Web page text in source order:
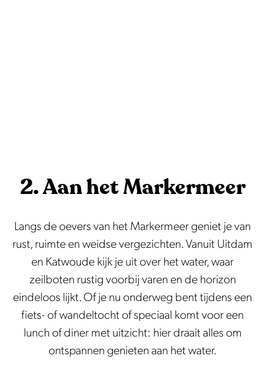
2. Aan het Markermeer
Langs de oevers van het Markermeer geniet je van
rust, ruimte en weidse vergezichten. Vanuit Uitdam
en Katwoude kijk je uit over het water, waar
zeilboten rustig voorbij varen en de horizon
eindeloos lijkt. Of je nu onderweg bent tijdens een
fiets- of wandeltocht of speciaal komt voor een
lunch of diner met uitzicht: hier draait alles om
ontspannen genieten aan het water.